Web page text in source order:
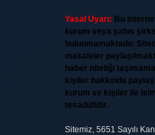
Yasal Uyarı: Bu
kurum veya şahıs
bulunmamaktadır.
makaleler
haber niteliği
kişiler hakkında
kurum ve kişiler ile
tesadüfidir.
Sitemiz, 5651 Sayılı